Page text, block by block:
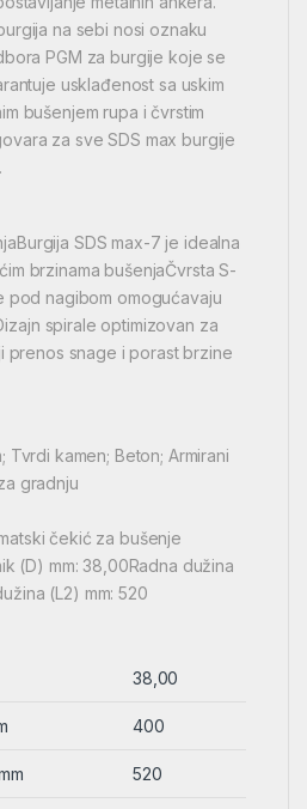
na sebi nosi oznaku
PGM za burgije koje se
usklađenost sa uskim
bušenjem rupa i čvrstim
za sve SDS max burgije
SDS max-7 je idealna
brzinama bušenjaČvrsta S-
pod nagibom omogućavaju
spirale optimizovan za
prenos snage i porast brzine
Tvrdi kamen; Beton; Armirani
gradnju
čekić za bušenje
(D) mm: 38,00Radna dužina
(L2) mm: 520
38,00
400
520